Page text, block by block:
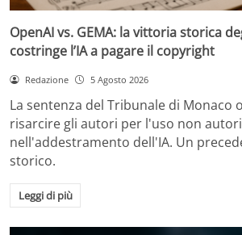
OpenAI vs. GEMA: la vittoria storica
costringe l’IA a pagare il copyright
Redazione 5 Agosto 2026
La sentenza del Tribunale di Monaco
risarcire gli autori per l'uso non
nell'addestramento dell'IA. Un
storico.
Leggi di più